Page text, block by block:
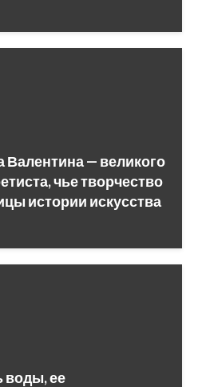
— великого
чье творчество
истории искусства
воды, ее